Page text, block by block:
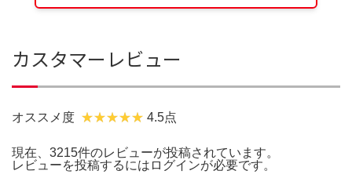
カスタマーレビュー
オススメ度 4.5点
現在、3215件のレビューが投稿されています。
レビューを投稿するには ログインが必要です。